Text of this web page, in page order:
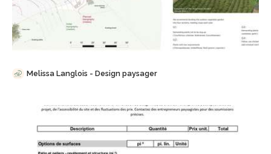
Sauvegarder
Melissa Langlois - Design paysager